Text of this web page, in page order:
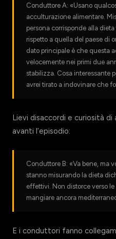
Conduttore A: «Usano
acculturazione alimentare.
persona corrisponde alla
rispetto a quella del paese di
dato principale è che questa
velocemente nei primi due
stabilizza. Cosa interessante
avrei tirato a indovinare che
Lievi disaccordi e curiosità
avanti l’episodio:
Conduttore B: «Va bene, ma
stanno misurando la dieta
effettivi. Non distorce verso
mangiare ancora
E i conduttori fanno